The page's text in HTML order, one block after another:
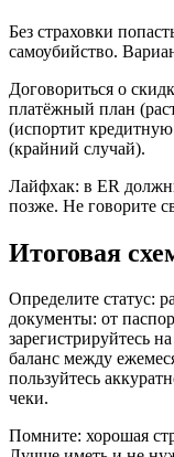
Без страховки
самоубийство.
Договориться о
платёжный план
(испортит
(крайний случай).
Лайфхак: в ER
позже. Не говорите
Итоговая
Определите статус:
документы: от
зарегистрируйтесь
баланс между
пользуйтесь
чеки.
Помните: хорошая